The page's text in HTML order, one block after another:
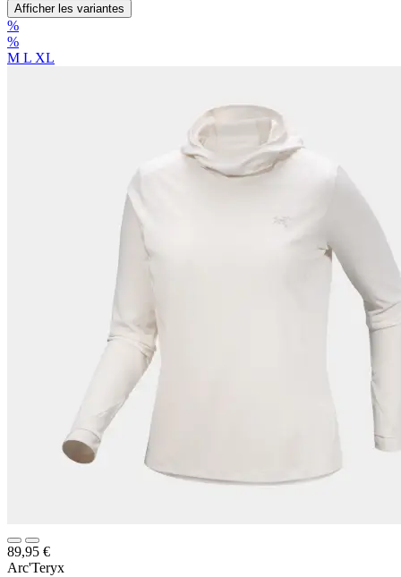
Afficher les variantes
%
%
M L XL
89,95 €
Arc'Teryx